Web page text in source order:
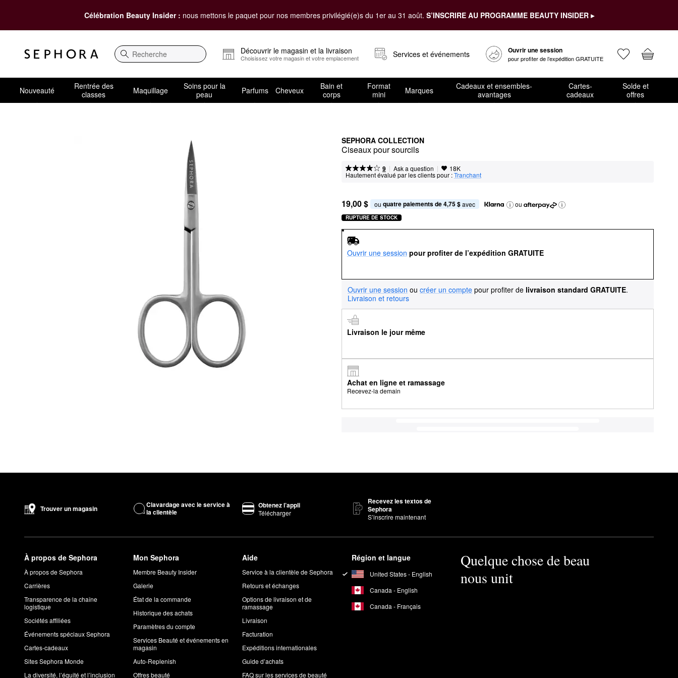
Célébration Beauty Insider : nous mettons le paquet pour nos membres privilégié(e)s du 1er au 31 août. S’INSCRIRE AU PROGRAMME BEAUTY INSIDER ▸
Recherche
Découvrir le magasin et la livraison
Choisissez votre magasin et votre emplacement Services et événements Ouvrir une session
pour profiter de l’expédition GRATUITE
Nouveauté
Rentrée des
classes
Maquillage
Soins pour la
peau
Parfums Cheveux
Bain et
corps
Format
mini
Marques
Cadeaux et ensembles-
avantages
Cartes-
cadeaux
Solde et
offres
SEPHORA COLLECTION
Ciseaux pour sourcils
9 | Ask a question | 18K
Hautement évalué par les clients pour :Tranchant
19,00 $ ou quatre paiements de 4,75 $ avec ou
RUPTURE DE STOCK
Ouvrir une session pour profiter de l’expédition GRATUITE
Ouvrir une session ou créer un compte pour profiter de livraison standard GRATUITE.
Livraison et retours
Livraison le jour même
Achat en ligne et ramassage
Recevez-la demain
Trouver un magasin
Clavardage avec le service à
la clientèle
Obtenez l’appli
Télécharger
Recevez les textos de
Sephora
S’inscrire maintenant
À propos de Sephora
À propos de Sephora
Carrières
Transparence de la chaîne
logistique
Sociétés affiliées
Événements spéciaux Sephora
Cartes-cadeaux
Sites Sephora Monde
La diversité, l’équité et l’inclusion
Mon Sephora
Membre Beauty Insider
Galerie
État de la commande
Historique des achats
Paramètres du compte
Services Beauté et événements en
magasin
Auto-Replenish
Offres beauté
Aide
Service à la clientèle de Sephora
Retours et échanges
Options de livraison et de
ramassage
Livraison
Facturation
Expéditions internationales
Guide d’achats
FAQ sur les services de beauté
Région et langue
United States - English
Canada - English
Canada - Français
Quelque chose de beau
nous unit